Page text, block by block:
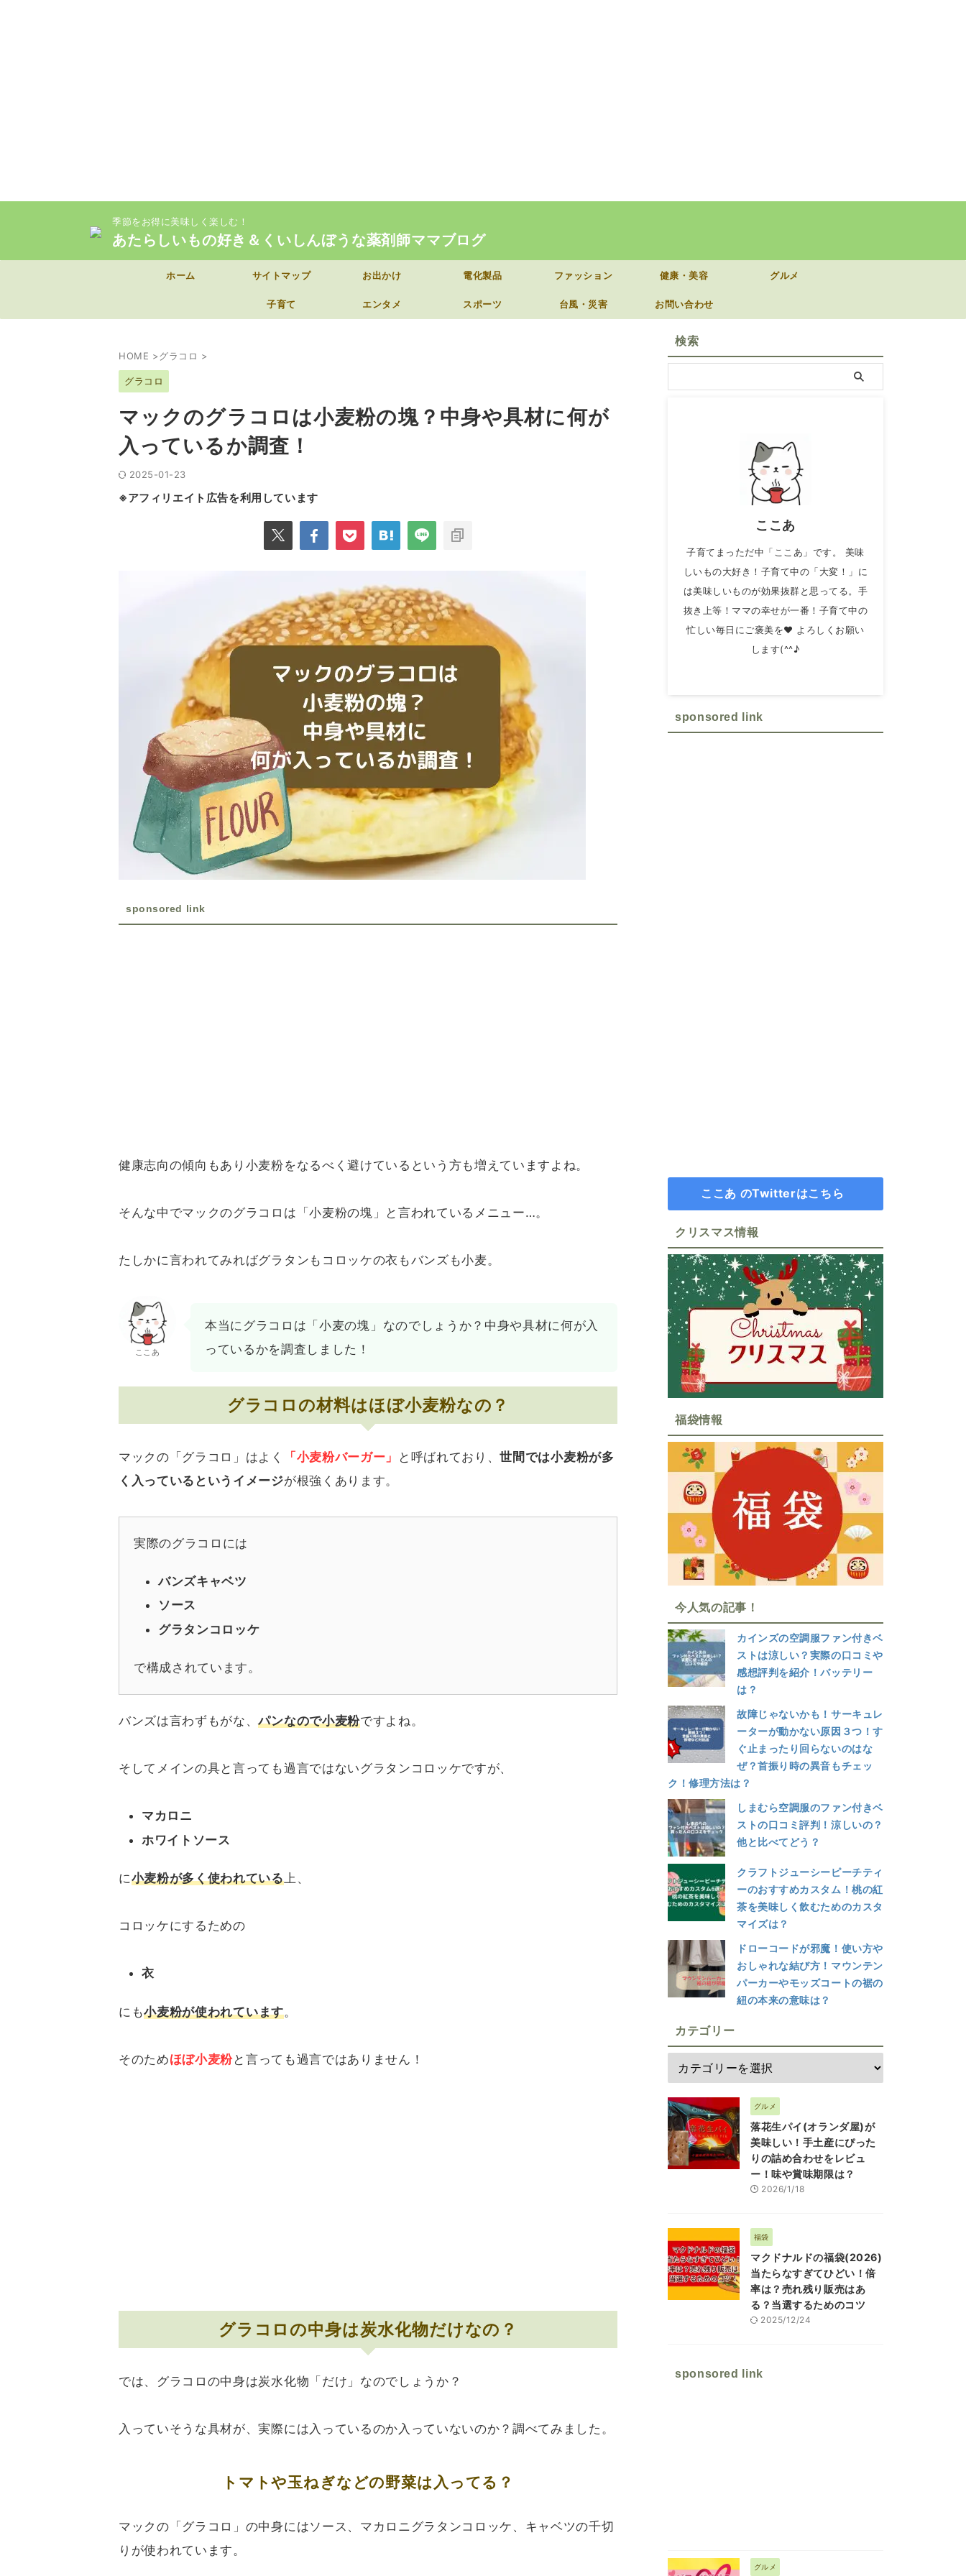
季節をお得に美味しく楽しむ！
あたらしいもの好き＆くいしんぼうな薬剤師ママブログ
ホーム サイトマップ お出かけ 電化製品 ファッション 健康・美容 グルメ
子育て エンタメ スポーツ 台風・災害 お問い合わせ
HOME >グラコロ >
グラコロ
マックのグラコロは小麦粉の塊？中身や具材に何が
入っているか調査！
2025-01-23
※アフィリエイト広告を利用しています
sponsored link
健康志向の傾向もあり小麦粉をなるべく避けているという方も増えていますよね。
そんな中でマックのグラコロは「小麦粉の塊」と言われているメニュー…。
たしかに言われてみればグラタンもコロッケの衣もバンズも小麦。
ここあ
本当にグラコロは「小麦の塊」なのでしょうか？中身や具材に何が入
っているかを調査しました！
グラコロの材料はほぼ小麦粉なの？
マックの「グラコロ」はよく 「小麦粉バーガー」 と呼ばれており、世間では小麦粉が多
く入っているというイメージが根強くあります。
実際のグラコロには
バンズキャベツ
ソース
グラタンコロッケ
で構成されています。
バンズは言わずもがな、パンなので小麦粉ですよね。
そしてメインの具と言っても過言ではないグラタンコロッケですが、
マカロニ
ホワイトソース
に小麦粉が多く使われている上、
コロッケにするための
衣
にも小麦粉が使われています。
そのためほぼ小麦粉と言っても過言ではありません！
グラコロの中身は炭水化物だけなの？
では、グラコロの中身は炭水化物「だけ」なのでしょうか？
入っていそうな具材が、実際には入っているのか入っていないのか？調べてみました。
トマトや玉ねぎなどの野菜は入ってる？
マックの「グラコロ」の中身にはソース、マカロニグラタンコロッケ、キャベツの千切
りが使われています。
検索
ここあ
子育てまっただ中「ここあ」です。 美味
しいもの大好き！子育て中の「大変！」に
は美味しいものが効果抜群と思ってる。手
抜き上等！ママの幸せが一番！子育て中の
忙しい毎日にご褒美を❤ よろしくお願い
します(^^♪
sponsored link
ここあ のTwitterはこちら
クリスマス情報
福袋情報
今人気の記事！
カインズの空調服ファン付きベ
ストは涼しい？実際の口コミや
感想評判を紹介！バッテリー
は？
故障じゃないかも！サーキュレ
ーターが動かない原因３つ！す
ぐ止まったり回らないのはな
ぜ？首振り時の異音もチェッ
ク！修理方法は？
しまむら空調服のファン付きベ
ストの口コミ評判！涼しいの？
他と比べてどう？
クラフトジューシーピーチティ
ーのおすすめカスタム！桃の紅
茶を美味しく飲むためのカスタ
マイズは？
ドローコードが邪魔！使い方や
おしゃれな結び方！マウンテン
パーカーやモッズコートの裾の
紐の本来の意味は？
カテゴリー
グルメ
落花生パイ(オランダ屋)が
美味しい！手土産にぴった
りの詰め合わせをレビュ
ー！味や賞味期限は？
2026/1/18
福袋
マクドナルドの福袋(2026)
当たらなすぎてひどい！倍
率は？売れ残り販売はあ
る？当選するためのコツ
2025/12/24
sponsored link
グルメ